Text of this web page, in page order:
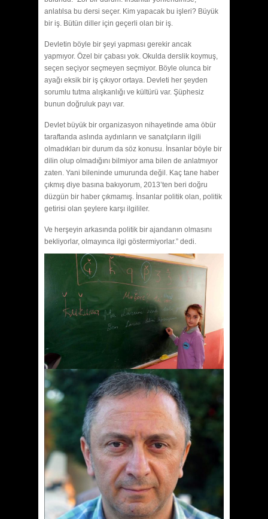
anlatılsa bu dersi seçer. Kim yapacak bu işleri? Büyük
bir iş. Bütün diller için geçerli olan bir iş.
Devletin böyle bir şeyi yapması gerekir ancak
yapmıyor. Özel bir çabası yok. Okulda derslik koymuş,
seçen seçiyor seçmeyen seçmiyor. Böyle olunca bir
ayağı eksik bir iş çıkıyor ortaya. Devleti her şeyden
sorumlu tutma alışkanlığı ve kültürü var. Şüphesiz
bunun doğruluk payı var.
Devlet büyük bir organizasyon nihayetinde ama öbür
taraftanda aslında aydınların ve sanatçıların ilgili
olmadıkları bir durum da söz konusu. İnsanlar böyle bir
dilin olup olmadığını bilmiyor ama bilen de anlatmıyor
zaten. Yani bileninde umurunda değil. Kaç tane haber
çıkmış diye basına bakıyorum, 2013’ten beri doğru
düzgün bir haber çıkmamış. İnsanlar politik olan, politik
getirisi olan şeylere karşı ilgililer.
Ve herşeyin arkasında politik bir ajandanın olmasını
bekliyorlar, olmayınca ilgi göstermiyorlar.” dedi.